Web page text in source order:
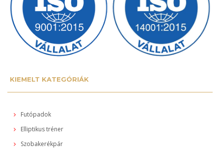
KIEMELT KATEGÓRIÁK
Futópadok
Elliptikus tréner
Szobakerékpár